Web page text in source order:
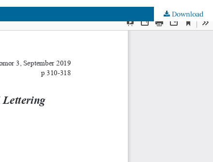
Download